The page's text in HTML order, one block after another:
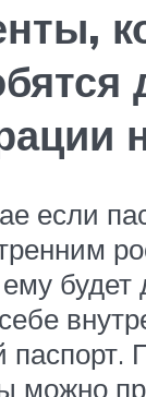
если
будет
паспорт.
можно